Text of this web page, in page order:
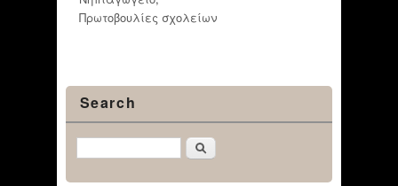
Πρωτοβουλίες σχολείων
Search
Αναζήτηση